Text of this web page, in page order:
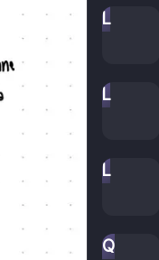
L
L
L
Q